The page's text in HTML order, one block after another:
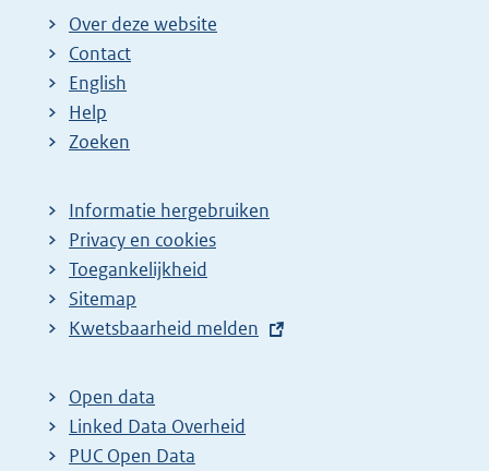
Over deze website
Contact
English
Help
Zoeken
Informatie hergebruiken
Privacy en cookies
Toegankelijkheid
Sitemap
E
t
e
r
Kwetsbaarheid melden
Open data
Linked Data Overheid
PUC Open Data